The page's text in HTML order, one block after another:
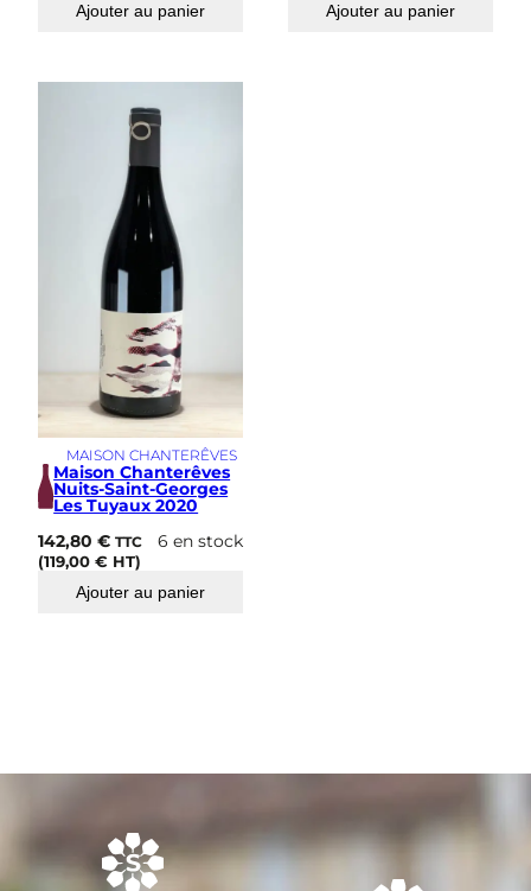
Ajouter au panier Ajouter au panier
MAISON CHANTERÊVES
Maison Chanterêves
Nuits-Saint-Georges
Les Tuyaux 2020
142,80€ TTC
(119,00€ HT)
6 en stock
Ajouter au panier